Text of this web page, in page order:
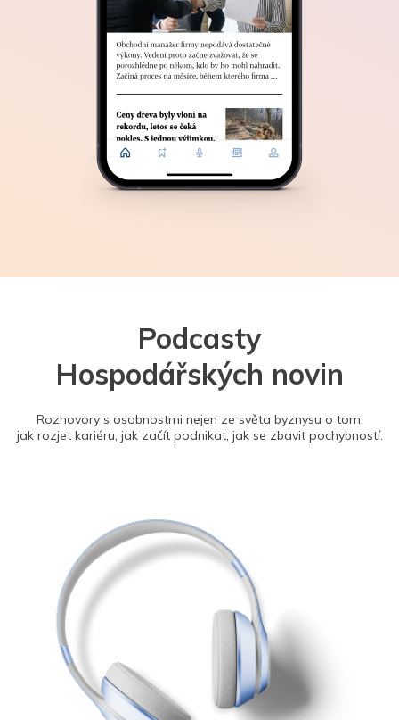
Podcasty
Hospodářských novin
Rozhovory s osobnostmi nejen ze světa byznysu o tom,
jak rozjet kariéru, jak začít podnikat, jak se zbavit pochybností.